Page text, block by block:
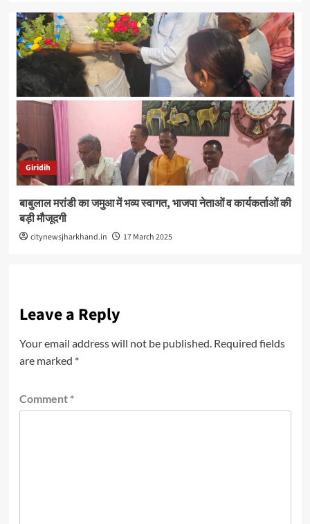
Giridih
बाबुलाल मरांडी का जमुआ में भव्य स्वागत, भाजपा नेताओं व कार्यकर्ताओं की
बड़ी मौजूदगी
citynewsjharkhand.in 17 March 2025
Leave a Reply
Your email address will not be published. Required fields
are marked *
Comment *